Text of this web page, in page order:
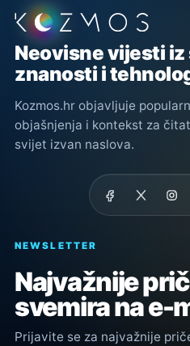
Podnožje stranice
Neovisne vijesti iz
znanosti i
Kozmos.hr objavljuje
objašnjenja i kontekst za
svijet izvan naslova.
NEWSLETTER
Najvažnije
svemira na e-
Prijavite se za najvažnije